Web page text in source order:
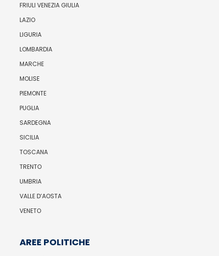
FRIULI VENEZIA GIULIA
LAZIO
LIGURIA
LOMBARDIA
MARCHE
MOLISE
PIEMONTE
PUGLIA
SARDEGNA
SICILIA
TOSCANA
TRENTO
UMBRIA
VALLE D’AOSTA
VENETO
AREE POLITICHE